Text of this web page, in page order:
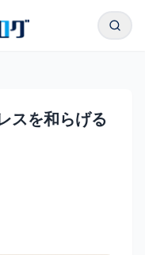
検索
スを和らげる